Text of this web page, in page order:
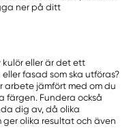
ner på ditt
kulör eller är det ett
fasad som ska utföras?
arbete jämfört med om du
färgen. Fundera också
dig av, då olika
olika resultat och även